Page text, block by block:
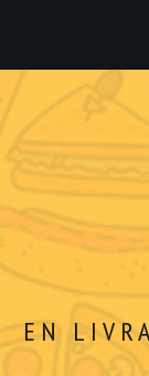
EN